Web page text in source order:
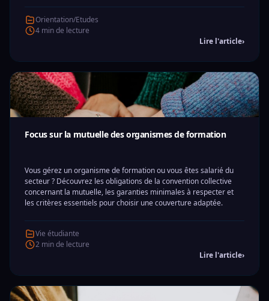
Orientation/Etudes
4 min de lecture
Lire l'article›
Focus sur la mutuelle des organismes de formation
Vous gérez un organisme de formation ou vous êtes salarié du
secteur ? Découvrez les obligations de la convention collective
concernant la mutuelle, les garanties minimales à respecter et
les critères essentiels pour choisir une couverture adaptée.
Vie étudiante
2 min de lecture
Lire l'article›